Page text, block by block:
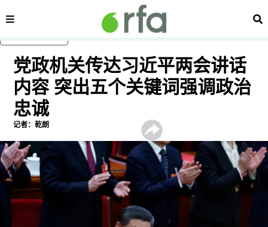
内容分类 搜
党政机关传达习近平两会讲话
内容 突出五个关键词强调政治
忠诚
记者：乾朗